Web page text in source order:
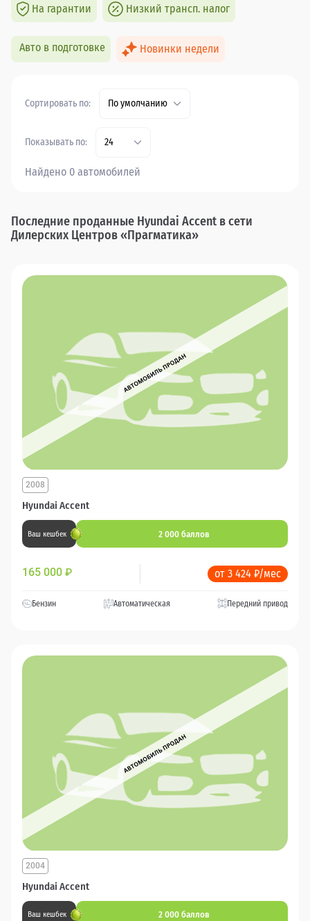
На гарантии Низкий трансп. налог
Авто в подготовке Новинки недели
Сортировать по: По умолчанию
Показывать по: 24
Найдено 0 автомобилей
Последние проданные Hyundai Accent в сети
Дилерских Центров «Прагматика»
Hyundai Accent
2008
Ваш кешбек 2 000 баллов
165 000 ₽ от 3 424 ₽/мес
Бензин Автоматическая Передний привод
Hyundai Accent
2004
Ваш кешбек 2 000 баллов